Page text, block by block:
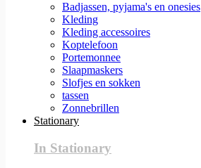
Badjassen, pyjama's en onesies
Kleding
Kleding accessoires
Koptelefoon
Portemonnee
Slaapmaskers
Slofjes en sokken
tassen
Zonnebrillen
Stationary
In Stationary